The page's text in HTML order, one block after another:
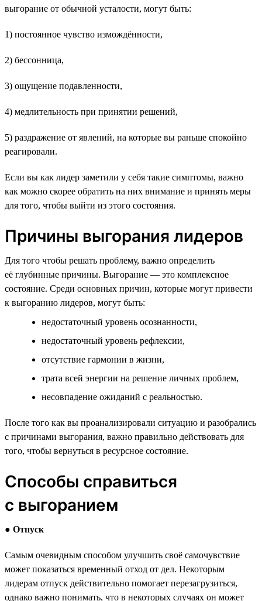
выгорание от обычной усталости, могут быть:
1) постоянное чувство измождённости,
2) бессонница,
3) ощущение подавленности,
4) медлительность при принятии решений,
5) раздражение от явлений, на которые вы раньше спокойно
реагировали.
Если вы как лидер заметили у себя такие симптомы, важно
как можно скорее обратить на них внимание и принять меры
для того, чтобы выйти из этого состояния.
Причины выгорания лидеров
Для того чтобы решать проблему, важно определить
её глубинные причины. Выгорание — это комплексное
состояние. Среди основных причин, которые могут привести
к выгоранию лидеров, могут быть:
недостаточный уровень осознанности,
недостаточный уровень рефлексии,
отсутствие гармонии в жизни,
трата всей энергии на решение личных проблем,
несовпадение ожиданий с реальностью.
После того как вы проанализировали ситуацию и разобрались
с причинами выгорания, важно правильно действовать для
того, чтобы вернуться в ресурсное состояние.
Способы справиться
с выгоранием
● Отпуск
Самым очевидным способом улучшить своё самочувствие
может показаться временный отход от дел. Некоторым
лидерам отпуск действительно помогает перезагрузиться,
однако важно понимать, что в некоторых случаях он может